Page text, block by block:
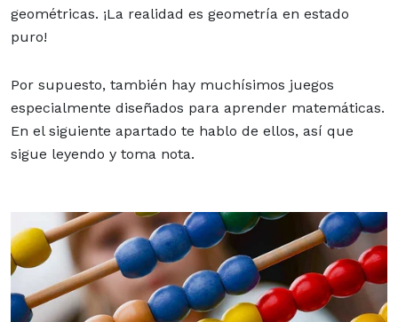
geométricas. ¡La realidad es geometría en estado
puro!
Por supuesto, también hay muchísimos juegos
especialmente diseñados para aprender matemáticas.
En el siguiente apartado te hablo de ellos, así que
sigue leyendo y toma nota.